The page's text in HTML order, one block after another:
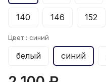
140 146 152
Цвет : синий
белый синий